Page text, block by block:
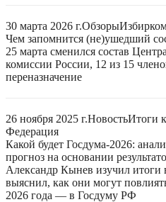
30 марта 2026 г.Обзоры
Чем запомнится (не)ушедший
25 марта сменился состав
комиссии России, 12 из 15
переназначение
26 ноября 2025 г.НовостьИтоги
Федерация
Какой будет Госдума-2026:
прогноз на основании
Александр Кынев изучил
выяснил, как они могут
2026 года — в Госдуму РФ